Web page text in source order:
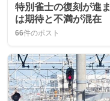
特別雀士の復刻が進
は期待と不満が混在
66件のポスト